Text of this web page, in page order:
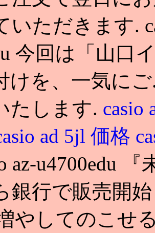
いただきます.
今回は「山口
けを、一気に
たします. casio
ad 5jl 価格
az-u4700edu
銀行で販売開
やしてのこせ